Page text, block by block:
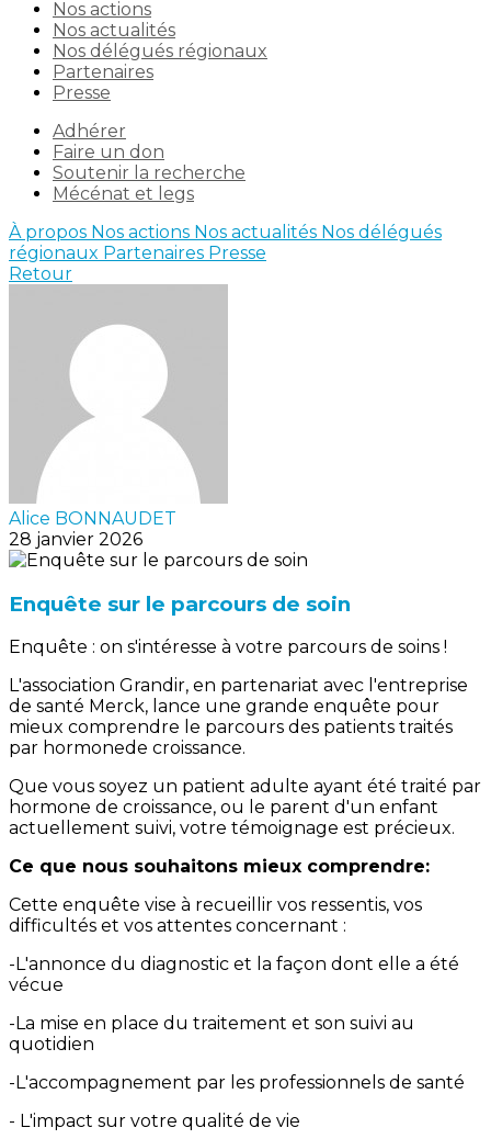
Nos actions
Nos actualités
Nos délégués régionaux
Partenaires
Presse
Adhérer
Faire un don
Soutenir la recherche
Mécénat et legs
À propos Nos actions Nos actualités Nos délégués
régionaux Partenaires Presse
Retour
Alice BONNAUDET
28 janvier 2026
Enquête sur le parcours de soin
Enquête : on s'intéresse à votre parcours de soins !
L'association Grandir, en partenariat avec l'entreprise
de santé Merck, lance une grande enquête pour
mieux comprendre le parcours des patients traités
par hormonede croissance.
Que vous soyez un patient adulte ayant été traité par
hormone de croissance, ou le parent d'un enfant
actuellement suivi, votre témoignage est précieux.
Ce que nous souhaitons mieux comprendre:
Cette enquête vise à recueillir vos ressentis, vos
difficultés et vos attentes concernant :
-L'annonce du diagnostic et la façon dont elle a été
vécue
-La mise en place du traitement et son suivi au
quotidien
-L'accompagnement par les professionnels de santé
- L'impact sur votre qualité de vie